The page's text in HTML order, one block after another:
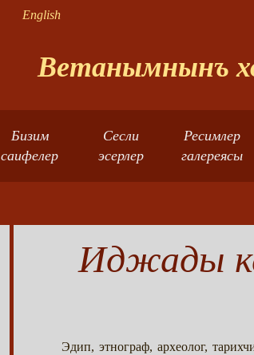
English
Ветанымнынъ
Бизим
саифелер
Сесли
эсерлер
Ресимлер
галереясы
Иджады
Эдип, этнограф, археолог,